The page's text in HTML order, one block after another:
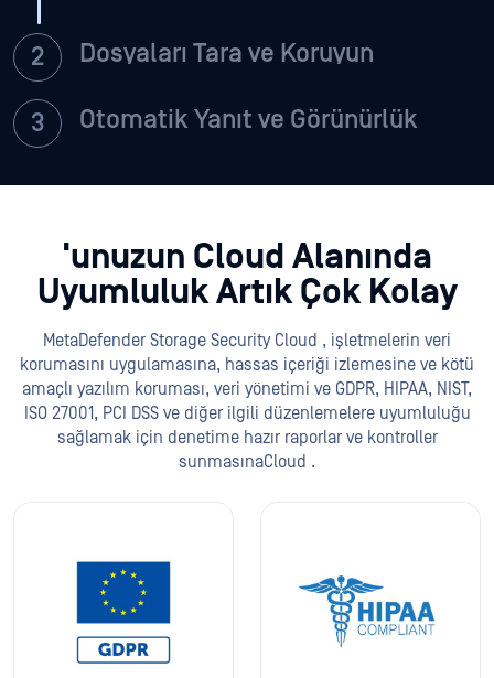
Dosyaları Tara ve Koruyun
Otomatik Yanıt ve Görünürlük
'unuzun Cloud Alanında
Uyumluluk Artık Çok Kolay
MetaDefender Storage Security Cloud , işletmelerin veri
korumasını uygulamasına, hassas içeriği izlemesine ve kötü
amaçlı yazılım koruması, veri yönetimi ve GDPR, HIPAA, NIST,
ISO 27001, PCI DSS ve diğer ilgili düzenlemelere uyumluluğu
sağlamak için denetime hazır raporlar ve kontroller
sunmasınaCloud .